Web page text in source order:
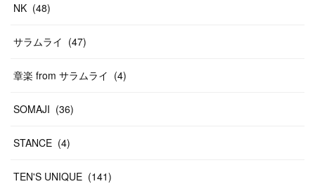
NK (48)
サラムライ (47)
章楽 from サラムライ (4)
SOMAJI (36)
STANCE (4)
TEN'S UNIQUE (141)